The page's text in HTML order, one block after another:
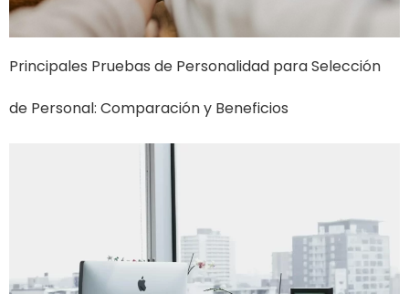
Principales Pruebas de Personalidad para Selección
de Personal: Comparación y Beneficios